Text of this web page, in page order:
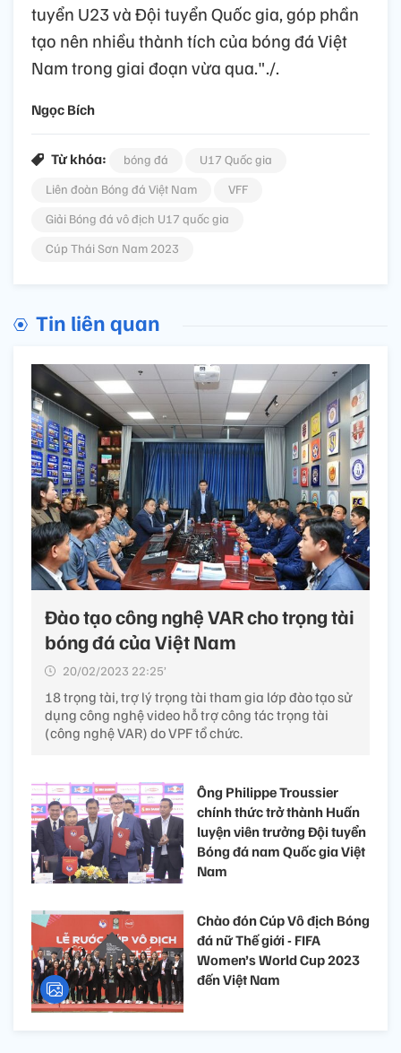
tuyển U23 và Đội tuyển Quốc gia, góp phần
tạo nên nhiều thành tích của bóng đá Việt
Nam trong giai đoạn vừa qua."./.
Ngọc Bích
Từ khóa: bóng đá
U17 Quốc gia
Liên đoàn Bóng đá Việt Nam
VFF
Giải Bóng đá vô địch U17 quốc gia
Cúp Thái Sơn Nam 2023
Tin liên quan
Đào tạo công nghệ VAR cho trọng tài
bóng đá của Việt Nam
20/02/2023 22:25’
18 trọng tài, trợ lý trọng tài tham gia lớp đào tạo sử
dụng công nghệ video hỗ trợ công tác trọng tài
(công nghệ VAR) do VPF tổ chức.
Ông Philippe Troussier
chính thức trở thành Huấn
luyện viên trưởng Đội tuyển
Bóng đá nam Quốc gia Việt
Nam
Chào đón Cúp Vô địch Bóng
đá nữ Thế giới - FIFA
Women’s World Cup 2023
đến Việt Nam